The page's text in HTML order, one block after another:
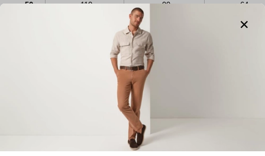
50 110 99 64
64.9
119